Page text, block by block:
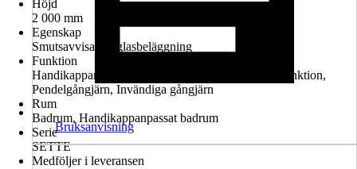
Höjd
2 000 mm
Egenskap
Smutsavvisande glasbeläggning
Funktion
Handikappanpassad montering möjlig, Lyft-sänk-funktion,
Pendelgångjärn, Invändiga gångjärn
Rum
Badrum, Handikappanpassat badrum
Serie
SETTE
Medföljer i leveransen
Bruksanvisning